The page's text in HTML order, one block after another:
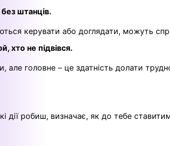
штанців.
керувати або доглядати, можуть
хто не підвівся.
але головне – це здатність долати
дії робиш, визначає, як до тебе